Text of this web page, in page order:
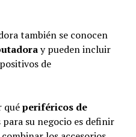
también se conocen
y pueden incluir
de
quéperiféricos de
su negocio es definir